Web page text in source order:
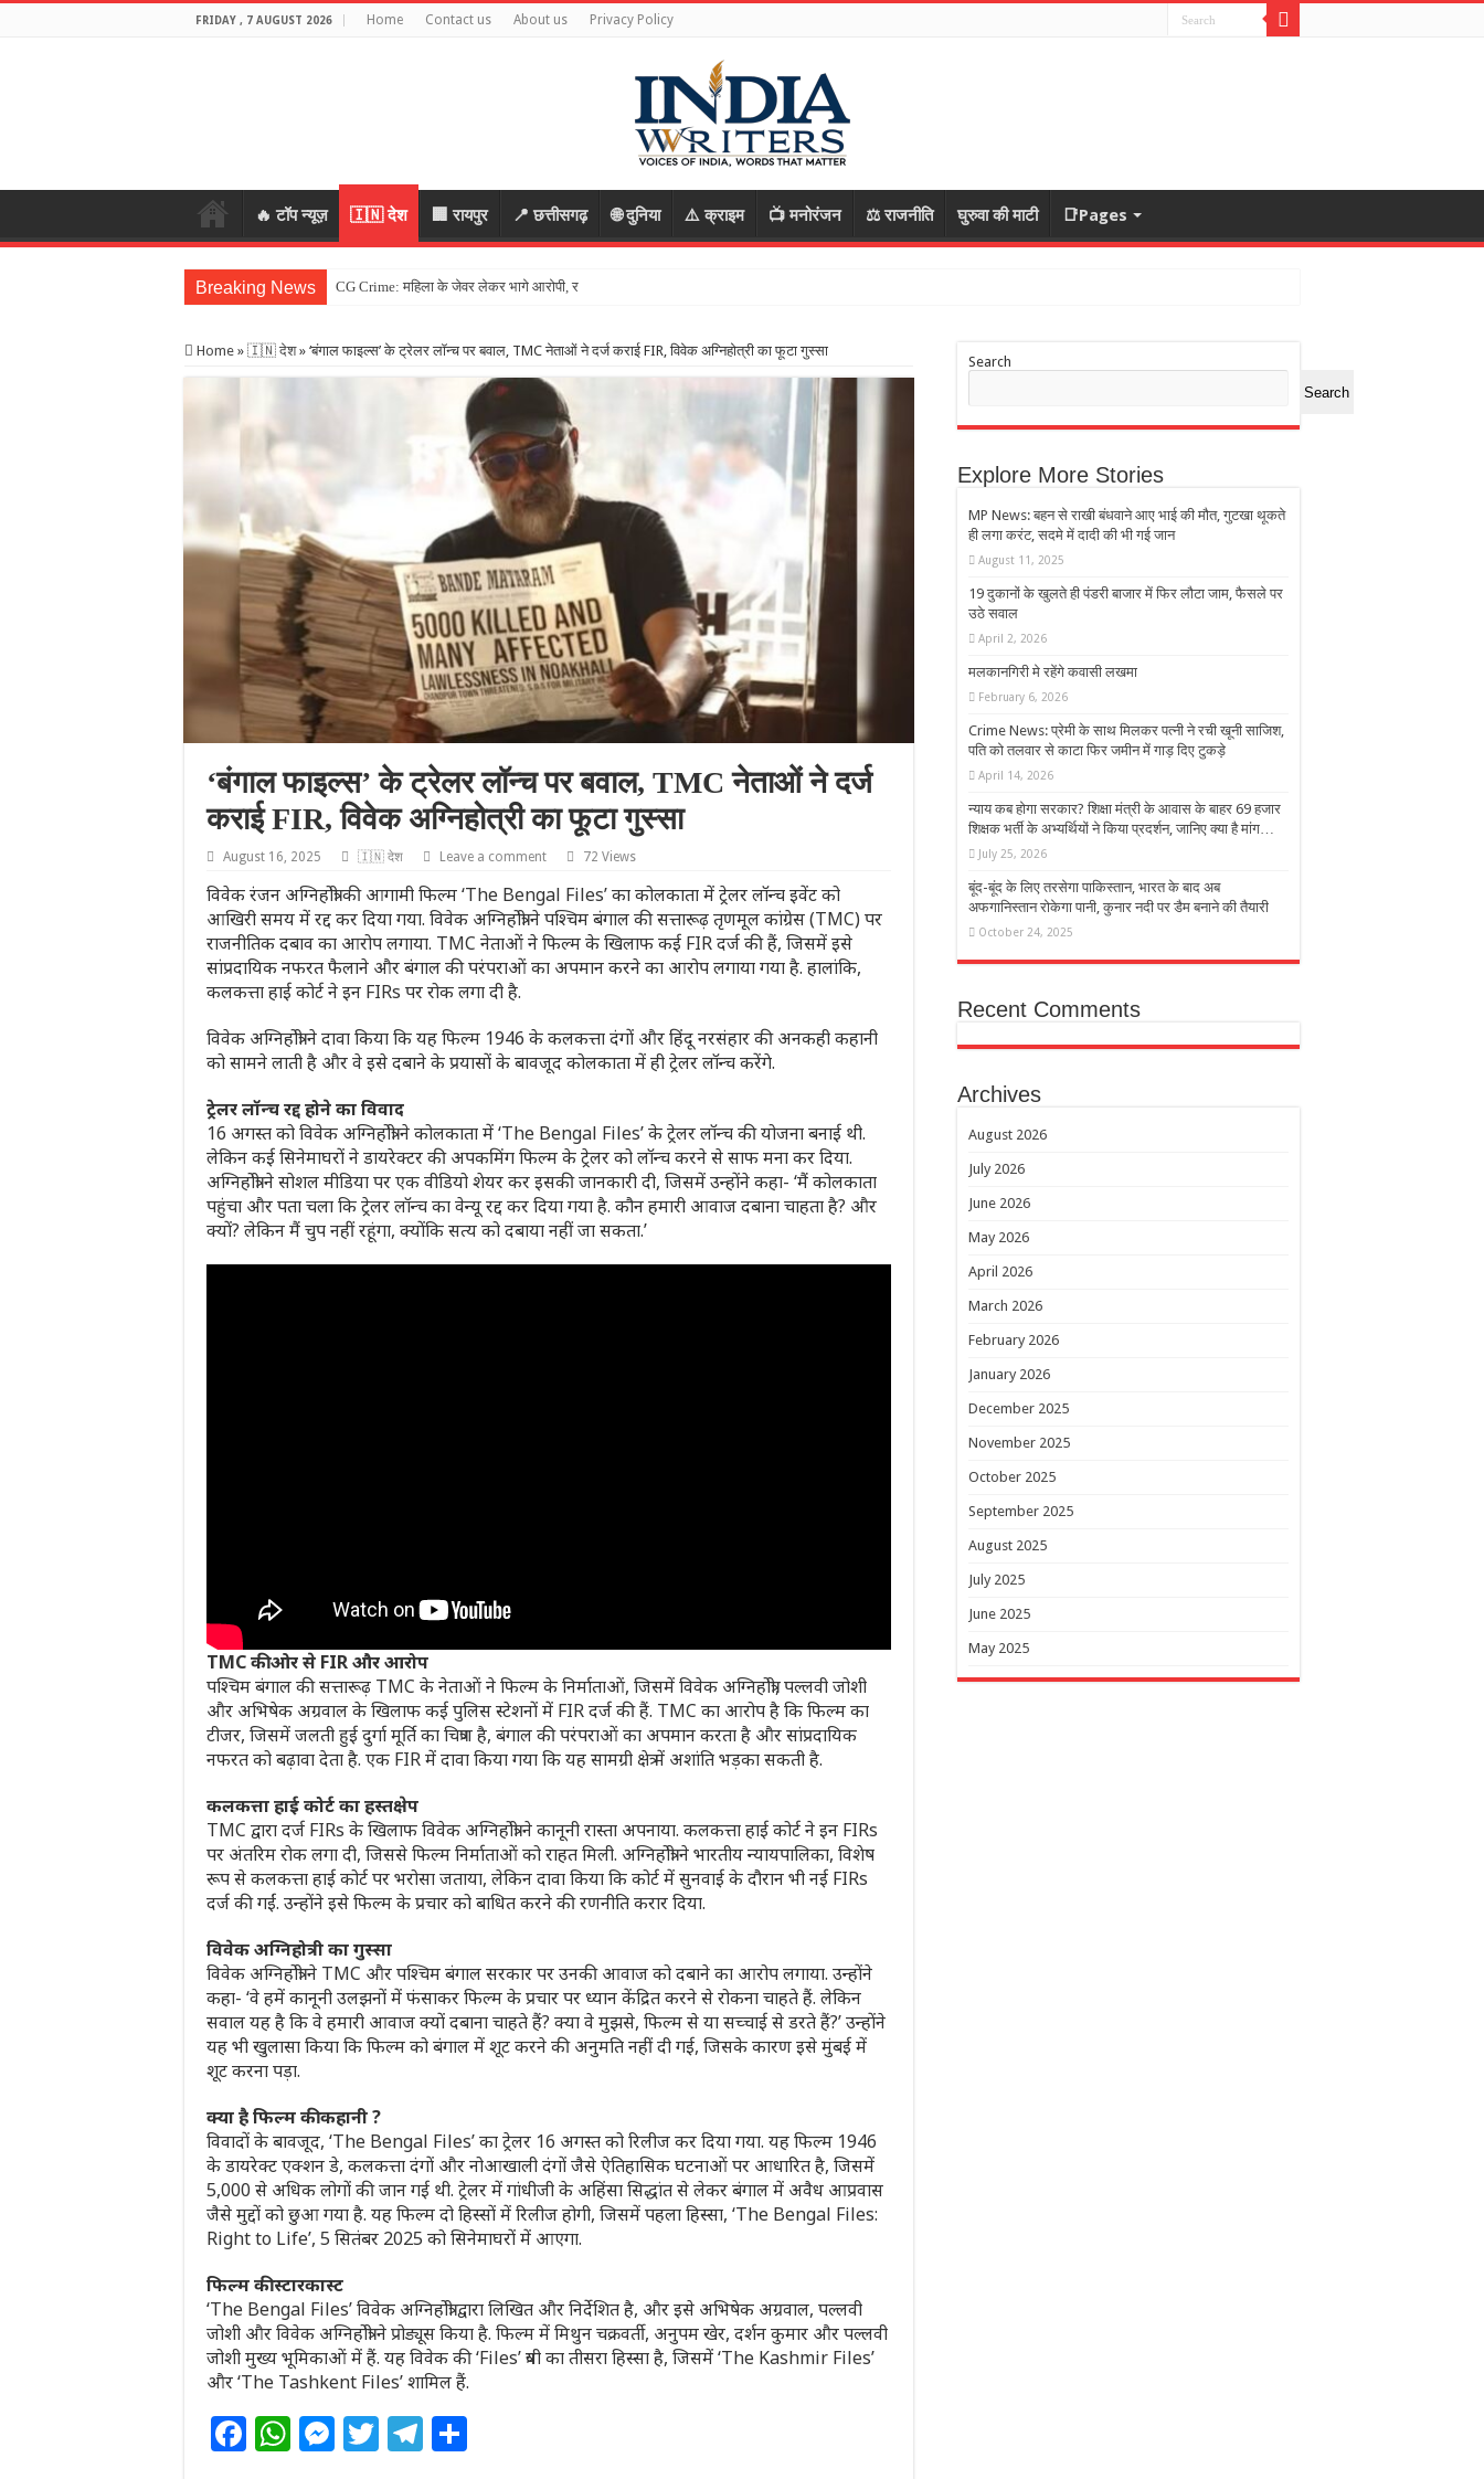
FRIDAY , 7 AUGUST 2026 Home Contact us About us Privacy Policy
🔥 टॉप न्यूज़ 🇮🇳 देश 🏢 रायपुर 📍 छत्तीसगढ़ 🌐 दुनिया ⚠️ क्राइम 📺 मनोरंजन ⚖️ राजनीति घुरुवा की माटी 📑Pages
Breaking News CG Crime: महिला के जेवर लेकर भागे आरोपी, रास्ता पूछकर बातों में उलझाया, फिर वारदात को दिया
Home » 🇮🇳 देश » ‘बंगाल फाइल्स’ के ट्रेलर लॉन्च पर बवाल, TMC नेताओं ने दर्ज कराई FIR, विवेक अग्निहोत्री का फूटा गुस्सा
‘बंगाल फाइल्स’ के ट्रेलर लॉन्च पर बवाल, TMC नेताओं ने दर्ज
कराई FIR, विवेक अग्निहोत्री का फूटा गुस्सा
August 16, 2025 🇮🇳 देश Leave a comment 72 Views
विवेक रंजन अग्निहोत्री की आगामी फिल्म ‘The Bengal Files’ का कोलकाता में ट्रेलर लॉन्च इवेंट को
आखिरी समय में रद्द कर दिया गया. विवेक अग्निहोत्री ने पश्चिम बंगाल की सत्तारूढ़ तृणमूल कांग्रेस (TMC) पर
राजनीतिक दबाव का आरोप लगाया. TMC नेताओं ने फिल्म के खिलाफ कई FIR दर्ज की हैं, जिसमें इसे
सांप्रदायिक नफरत फैलाने और बंगाल की परंपराओं का अपमान करने का आरोप लगाया गया है. हालांकि,
कलकत्ता हाई कोर्ट ने इन FIRs पर रोक लगा दी है.
विवेक अग्निहोत्री ने दावा किया कि यह फिल्म 1946 के कलकत्ता दंगों और हिंदू नरसंहार की अनकही कहानी
को सामने लाती है और वे इसे दबाने के प्रयासों के बावजूद कोलकाता में ही ट्रेलर लॉन्च करेंगे.
ट्रेलर लॉन्च रद्द होने का विवाद
16 अगस्त को विवेक अग्निहोत्री ने कोलकाता में ‘The Bengal Files’ के ट्रेलर लॉन्च की योजना बनाई थी.
लेकिन कई सिनेमाघरों ने डायरेक्टर की अपकमिंग फिल्म के ट्रेलर को लॉन्च करने से साफ मना कर दिया.
अग्निहोत्री ने सोशल मीडिया पर एक वीडियो शेयर कर इसकी जानकारी दी, जिसमें उन्होंने कहा- ‘मैं कोलकाता
पहुंचा और पता चला कि ट्रेलर लॉन्च का वेन्यू रद्द कर दिया गया है. कौन हमारी आवाज दबाना चाहता है? और
क्यों? लेकिन मैं चुप नहीं रहूंगा, क्योंकि सत्य को दबाया नहीं जा सकता.’
TMC की ओर से FIR और आरोप
पश्चिम बंगाल की सत्तारूढ़ TMC के नेताओं ने फिल्म के निर्माताओं, जिसमें विवेक अग्निहोत्री, पल्लवी जोशी
और अभिषेक अग्रवाल के खिलाफ कई पुलिस स्टेशनों में FIR दर्ज की हैं. TMC का आरोप है कि फिल्म का
टीजर, जिसमें जलती हुई दुर्गा मूर्ति का चित्रण है, बंगाल की परंपराओं का अपमान करता है और सांप्रदायिक
नफरत को बढ़ावा देता है. एक FIR में दावा किया गया कि यह सामग्री क्षेत्र में अशांति भड़का सकती है.
कलकत्ता हाई कोर्ट का हस्तक्षेप
TMC द्वारा दर्ज FIRs के खिलाफ विवेक अग्निहोत्री ने कानूनी रास्ता अपनाया. कलकत्ता हाई कोर्ट ने इन FIRs
पर अंतरिम रोक लगा दी, जिससे फिल्म निर्माताओं को राहत मिली. अग्निहोत्री ने भारतीय न्यायपालिका, विशेष
रूप से कलकत्ता हाई कोर्ट पर भरोसा जताया, लेकिन दावा किया कि कोर्ट में सुनवाई के दौरान भी नई FIRs
दर्ज की गईं. उन्होंने इसे फिल्म के प्रचार को बाधित करने की रणनीति करार दिया.
विवेक अग्निहोत्री का गुस्सा
विवेक अग्निहोत्री ने TMC और पश्चिम बंगाल सरकार पर उनकी आवाज को दबाने का आरोप लगाया. उन्होंने
कहा- ‘वे हमें कानूनी उलझनों में फंसाकर फिल्म के प्रचार पर ध्यान केंद्रित करने से रोकना चाहते हैं. लेकिन
सवाल यह है कि वे हमारी आवाज क्यों दबाना चाहते हैं? क्या वे मुझसे, फिल्म से या सच्चाई से डरते हैं?’ उन्होंने
यह भी खुलासा किया कि फिल्म को बंगाल में शूट करने की अनुमति नहीं दी गई, जिसके कारण इसे मुंबई में
शूट करना पड़ा.
क्या है फिल्म की कहानी ?
विवादों के बावजूद, ‘The Bengal Files’ का ट्रेलर 16 अगस्त को रिलीज कर दिया गया. यह फिल्म 1946
के डायरेक्ट एक्शन डे, कलकत्ता दंगों और नोआखाली दंगों जैसे ऐतिहासिक घटनाओं पर आधारित है, जिसमें
5,000 से अधिक लोगों की जान गई थी. ट्रेलर में गांधीजी के अहिंसा सिद्धांत से लेकर बंगाल में अवैध आप्रवास
जैसे मुद्दों को छुआ गया है. यह फिल्म दो हिस्सों में रिलीज होगी, जिसमें पहला हिस्सा, ‘The Bengal Files:
Right to Life’, 5 सितंबर 2025 को सिनेमाघरों में आएगा.
फिल्म की स्टारकास्ट
‘The Bengal Files’ विवेक अग्निहोत्री द्वारा लिखित और निर्देशित है, और इसे अभिषेक अग्रवाल, पल्लवी
जोशी और विवेक अग्निहोत्री ने प्रोड्यूस किया है. फिल्म में मिथुन चक्रवर्ती, अनुपम खेर, दर्शन कुमार और पल्लवी
जोशी मुख्य भूमिकाओं में हैं. यह विवेक की ‘Files’ त्रयी का तीसरा हिस्सा है, जिसमें ‘The Kashmir Files’
और ‘The Tashkent Files’ शामिल हैं.
F W M T T
Search
Search
Explore More Stories
MP News: बहन से राखी बंधवाने आए भाई की मौत, गुटखा थूकते
ही लगा करंट, सदमे में दादी की भी गई जान
August 11, 2025
19 दुकानों के खुलते ही पंडरी बाजार में फिर लौटा जाम, फैसले पर
उठे सवाल
April 2, 2026
मलकानगिरी मे रहेंगे कवासी लखमा
February 6, 2026
Crime News: प्रेमी के साथ मिलकर पत्नी ने रची खूनी साजिश,
पति को तलवार से काटा फिर जमीन में गाड़ दिए टुकड़े
April 14, 2026
न्याय कब होगा सरकार? शिक्षा मंत्री के आवास के बाहर 69 हजार
शिक्षक भर्ती के अभ्यर्थियों ने किया प्रदर्शन, जानिए क्या है मांग…
July 25, 2026
बूंद-बूंद के लिए तरसेगा पाकिस्तान, भारत के बाद अब
अफगानिस्तान रोकेगा पानी, कुनार नदी पर डैम बनाने की तैयारी
October 24, 2025
Recent Comments
Archives
August 2026
July 2026
June 2026
May 2026
April 2026
March 2026
February 2026
January 2026
December 2025
November 2025
October 2025
September 2025
August 2025
July 2025
June 2025
May 2025